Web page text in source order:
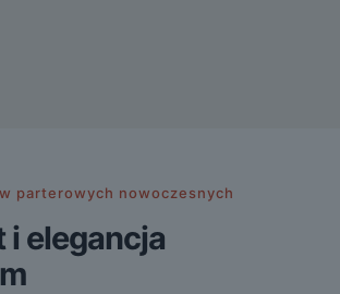
parterowych nowoczesnych
i elegancja